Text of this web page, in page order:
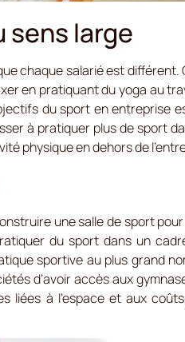
sens large
chaque salarié est
en pratiquant du yoga au
du sport en entreprise
à pratiquer plus de sport
physique en dehors de
une salle de sport pour
du sport dans un
sportive au plus grand
d’avoir accès aux
liées à l’espace et aux